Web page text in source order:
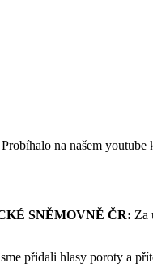
Probíhalo na našem
SNĚMOVNĚ ČR: Za
přidali hlasy poroty a